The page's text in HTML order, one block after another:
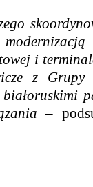
i
z Grupy
–